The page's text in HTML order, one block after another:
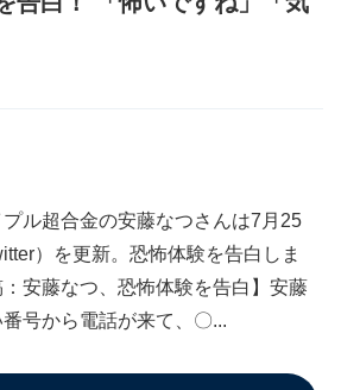
ル超合金の安藤なつさんは7月25
）を更新。恐怖体験を告白しま
安藤なつ、恐怖体験を告白】安藤
号から電話が来て、〇...